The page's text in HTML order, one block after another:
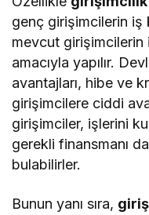
genç girişimcilerin iş
mevcut girişimcilerin
amacıyla yapılır.
avantajları, hibe ve
girişimcilere ciddi
girişimciler, işlerini
gerekli finansmanı
bulabilirler.
Bunun yanı sıra,